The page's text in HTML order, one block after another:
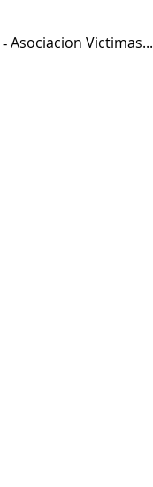
- Asociacion Victimas...